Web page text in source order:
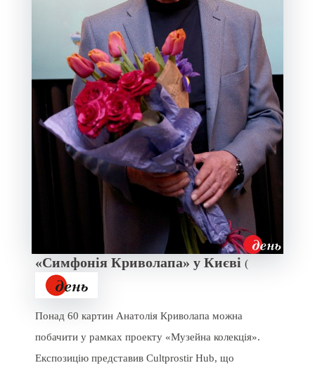
«Симфонія Криволапа» у Києві (
Понад 60 картин Анатолія Криволапа можна
побачити у рамках проекту «Музейна колекція».
Експозицію представив Cultprostir Hub, що